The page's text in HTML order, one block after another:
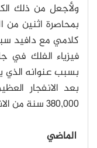
ولأجعل من ذلك
بمحاصرة اثنين من
كلامي مع دافيد
فيزياء الفلك في
بعد الانفجار
380,000 سنة من الانفجار العظيم؟
الماضي